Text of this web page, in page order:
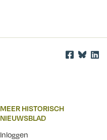
MEER HISTORISCH
NIEUWSBLAD
Inloggen